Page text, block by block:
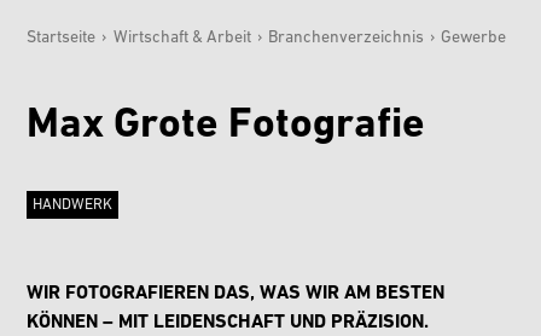
Max Grote Fotografie
HANDWERK
WIR FOTOGRAFIEREN DAS, WAS WIR AM BESTEN
KÖNNEN – MIT LEIDENSCHAFT UND PRÄZISION.
Startseite › Wirtschaft & Arbeit › Branchenverzeichnis › Gewerbe